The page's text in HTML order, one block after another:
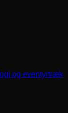
og eventyrtræk